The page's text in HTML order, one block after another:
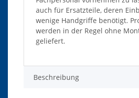
auch für Ersatzteile, deren
wenige Handgriffe benötigt.
werden in der Regel ohne
geliefert.
Beschreibung